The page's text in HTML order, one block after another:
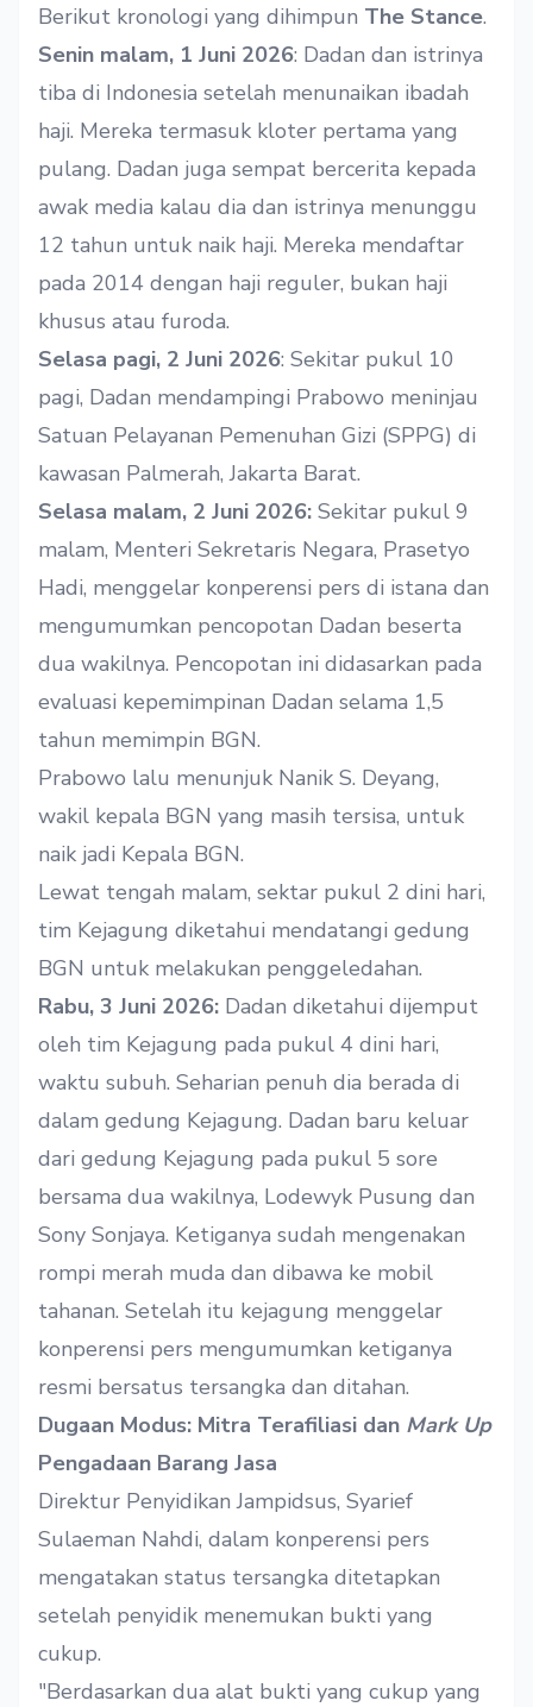
Berikut kronologi yang dihimpun The Stance.
Senin malam, 1 Juni 2026: Dadan dan istrinya
tiba di Indonesia setelah menunaikan ibadah
haji. Mereka termasuk kloter pertama yang
pulang. Dadan juga sempat bercerita kepada
awak media kalau dia dan istrinya menunggu
12 tahun untuk naik haji. Mereka mendaftar
pada 2014 dengan haji reguler, bukan haji
khusus atau furoda.
Selasa pagi, 2 Juni 2026: Sekitar pukul 10
pagi, Dadan mendampingi Prabowo meninjau
Satuan Pelayanan Pemenuhan Gizi (SPPG) di
kawasan Palmerah, Jakarta Barat.
Selasa malam, 2 Juni 2026: Sekitar pukul 9
malam, Menteri Sekretaris Negara, Prasetyo
Hadi, menggelar konperensi pers di istana dan
mengumumkan pencopotan Dadan beserta
dua wakilnya. Pencopotan ini didasarkan pada
evaluasi kepemimpinan Dadan selama 1,5
tahun memimpin BGN.
Prabowo lalu menunjuk Nanik S. Deyang,
wakil kepala BGN yang masih tersisa, untuk
naik jadi Kepala BGN.
Lewat tengah malam, sektar pukul 2 dini hari,
tim Kejagung diketahui mendatangi gedung
BGN untuk melakukan penggeledahan.
Rabu, 3 Juni 2026: Dadan diketahui dijemput
oleh tim Kejagung pada pukul 4 dini hari,
waktu subuh. Seharian penuh dia berada di
dalam gedung Kejagung. Dadan baru keluar
dari gedung Kejagung pada pukul 5 sore
bersama dua wakilnya, Lodewyk Pusung dan
Sony Sonjaya. Ketiganya sudah mengenakan
rompi merah muda dan dibawa ke mobil
tahanan. Setelah itu kejagung menggelar
konperensi pers mengumumkan ketiganya
resmi bersatus tersangka dan ditahan.
Dugaan Modus: Mitra Terafiliasi dan Mark Up
Pengadaan Barang Jasa
Direktur Penyidikan Jampidsus, Syarief
Sulaeman Nahdi, dalam konperensi pers
mengatakan status tersangka ditetapkan
setelah penyidik menemukan bukti yang
cukup.
"Berdasarkan dua alat bukti yang cukup yang